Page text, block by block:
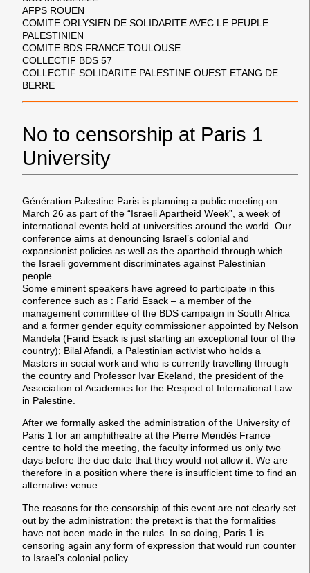
AFPS ROUEN
COMITE ORLYSIEN DE SOLIDARITE AVEC LE PEUPLE
PALESTINIEN
COMITE BDS FRANCE TOULOUSE
COLLECTIF BDS 57
COLLECTIF SOLIDARITE PALESTINE OUEST ETANG DE
BERRE
No to censorship at Paris 1
University
Génération Palestine Paris is planning a public meeting on
March 26 as part of the “Israeli Apartheid Week”, a week of
international events held at universities around the world. Our
conference aims at denouncing Israel’s colonial and
expansionist policies as well as the apartheid through which
the Israeli government discriminates against Palestinian
people.
Some eminent speakers have agreed to participate in this
conference such as : Farid Esack – a member of the
management committee of the BDS campaign in South Africa
and a former gender equity commissioner appointed by Nelson
Mandela (Farid Esack is just starting an exceptional tour of the
country); Bilal Afandi, a Palestinian activist who holds a
Masters in social work and who is currently travelling through
the country and Professor Ivar Ekeland, the president of the
Association of Academics for the Respect of International Law
in Palestine.
After we formally asked the administration of the University of
Paris 1 for an amphitheatre at the Pierre Mendès France
centre to hold the meeting, the faculty informed us only two
days before the due date that they would not allow it. We are
therefore in a position where there is insufficient time to find an
alternative venue.
The reasons for the censorship of this event are not clearly set
out by the administration: the pretext is that the formalities
have not been made in the rules. In so doing, Paris 1 is
censoring again any form of expression that would run counter
to Israel’s colonial policy.